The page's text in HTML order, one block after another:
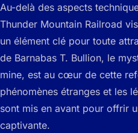
Au-delà des aspects
Thunder Mountain Railroad
un élément clé pour toute
de Barnabas T. Bullion, le
mine, est au cœur de cette
phénomènes étranges et les
sont mis en avant pour offrir
captivante.